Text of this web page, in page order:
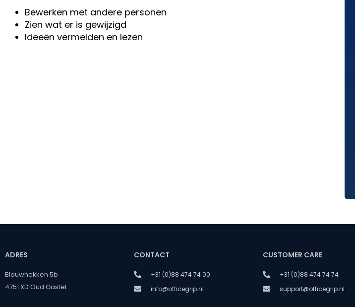
Bewerken met andere personen
Zien wat er is gewijzigd
Ideeën vermelden en lezen
ADRES
Blauwhekken 5b
4751 XD Oud Gastel
CONTACT
+31 (0)88 474 74 00
info@officegrip.nl
CUSTOMER CARE
+31 (0)88 474 74 74
support@officegrip.nl